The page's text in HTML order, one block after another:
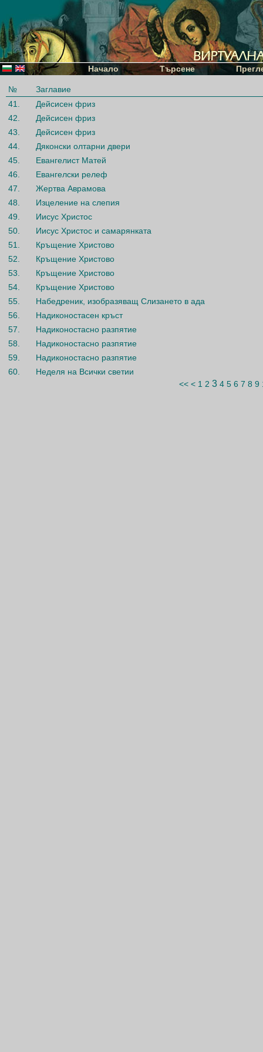
Начало Търсене
№
Заглавие
41.
Дейсисен фриз
42.
Дейсисен фриз
43.
Дейсисен фриз
44.
Дяконски олтарни двери
45.
Евангелист Матей
46.
Евангелски релеф
47.
Жертва Аврамова
48.
Изцеление на слепия
49.
Иисус Христос
50.
Иисус Христос и самарянката
51.
Кръщение Христово
52.
Кръщение Христово
53.
Кръщение Христово
54.
Кръщение Христово
55.
Набедреник, изобразяващ Слизането в ада
56.
Надиконостасен кръст
57.
Надиконостасно разпятие
58.
Надиконостасно разпятие
59.
Надиконостасно разпятие
60.
Неделя на Всички светии
<< < 1 2 3 4 5 6 7 8 9